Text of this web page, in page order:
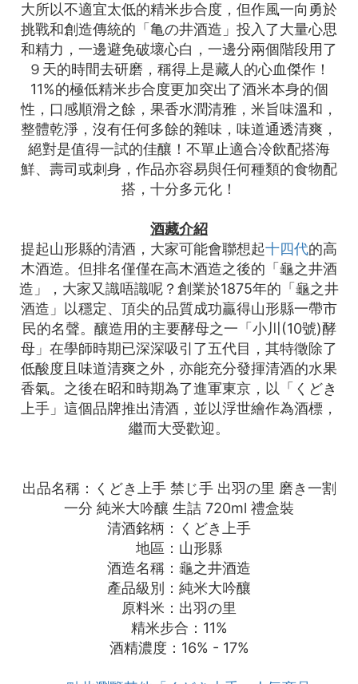
大所以不適宜太低的精米步合度，但作風一向勇於
挑戰和創造傳統的「亀の井酒造」投入了大量心思
和精力，一邊避免破壞心白，一邊分兩個階段用了
９天的時間去研磨，稱得上是藏人的心血傑作！
11%的極低精米步合度更加突出了酒米本身的個
性，口感順滑之餘，果香水潤清雅，米旨味溫和，
整體乾淨，沒有任何多餘的雜味，味道通透清爽，
絕對是值得一試的佳釀！不單止適合冷飲配搭海
鮮、壽司或刺身，作品亦容易與任何種類的食物配
搭，十分多元化！
酒藏介紹
提起山形縣的清酒，大家可能會聯想起十四代的高
木酒造。但排名僅僅在高木酒造之後的「龜之井酒
造」，大家又識唔識呢？創業於1875年的「龜之井
酒造」以穩定、頂尖的品質成功贏得山形縣一帶市
民的名聲。釀造用的主要酵母之一「小川(10號)酵
母」在學師時期已深深吸引了五代目，其特徵除了
低酸度且味道清爽之外，亦能充分發揮清酒的水果
香氣。之後在昭和時期為了進軍東京，以「くどき
上手」這個品牌推出清酒，並以浮世繪作為酒標，
繼而大受歡迎。
出品名稱：くどき上手 禁じ手 出羽の里 磨き一割
一分 純米大吟釀 生詰 720ml 禮盒裝
清酒銘柄：くどき上手
地區：山形縣
酒造名稱：龜之井酒造
產品級別：純米大吟釀
原料米：出羽の里
精米步合：11%
酒精濃度：16% - 17%